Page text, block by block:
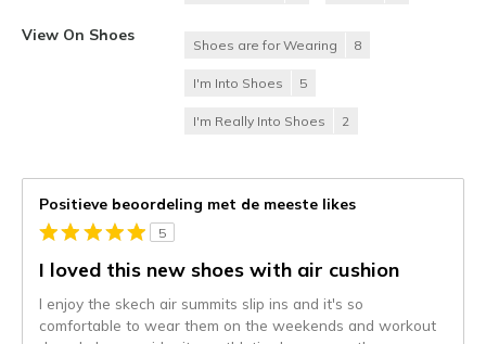
View On Shoes
Shoes are for Wearing 8
I'm Into Shoes 5
I'm Really Into Shoes 2
Positieve beoordeling met de meeste likes
5
I loved this new shoes with air cushion
I enjoy the skech air summits slip ins and it's so
comfortable to wear them on the weekends and workout